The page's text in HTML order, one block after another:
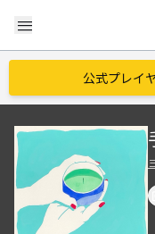
menu
公式プレイ